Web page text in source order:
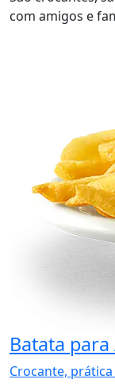
com amigos e
Batata
Crocante,